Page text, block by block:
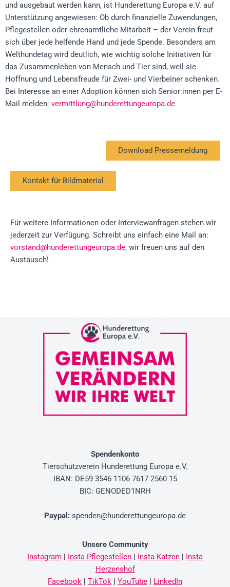
und ausgebaut werden kann, ist Hunderettung Europa e.V. auf
Unterstützung angewiesen: Ob durch finanzielle Zuwendungen,
Pflegestellen oder ehrenamtliche Mitarbeit – der Verein freut
sich über jede helfende Hand und jede Spende. Besonders am
Welthundetag wird deutlich, wie wichtig solche Initiativen für
das Zusammenleben von Mensch und Tier sind, weil sie
Hoffnung und Lebensfreude für Zwei- und Vierbeiner schenken.
Bei Interesse an einer Adoption können sich Senior:innen per E-
Mail melden: vermittlung@hunderettungeuropa.de
Download Pressemeldung
Kontakt für Bildmaterial
Für weitere Informationen oder Interviewanfragen stehen wir
jederzeit zur Verfügung. Schreibt uns einfach eine Mail an:
vorstand@hunderettungeuropa.de, wir freuen uns auf den
Austausch!
Spendenkonto
Tierschutzverein Hunderettung Europa e.V.
IBAN: DE59 3546 1106 7617 2560 15
BIC: GENODED1NRH
Paypal : spenden@hunderettungeuropa.de
Unsere Community
Instagram | Insta Pflegestellen | Insta Katzen | Insta
Herzenshof
Facebook | TikTok | YouTube | LinkedIn